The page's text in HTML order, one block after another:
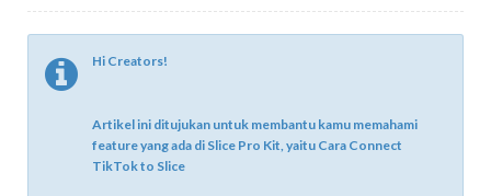
 Hi Creators!
Artikel ini ditujukan untuk membantu kamu memahami
feature yang ada di Slice Pro Kit, yaitu Cara Connect
TikTok to Slice